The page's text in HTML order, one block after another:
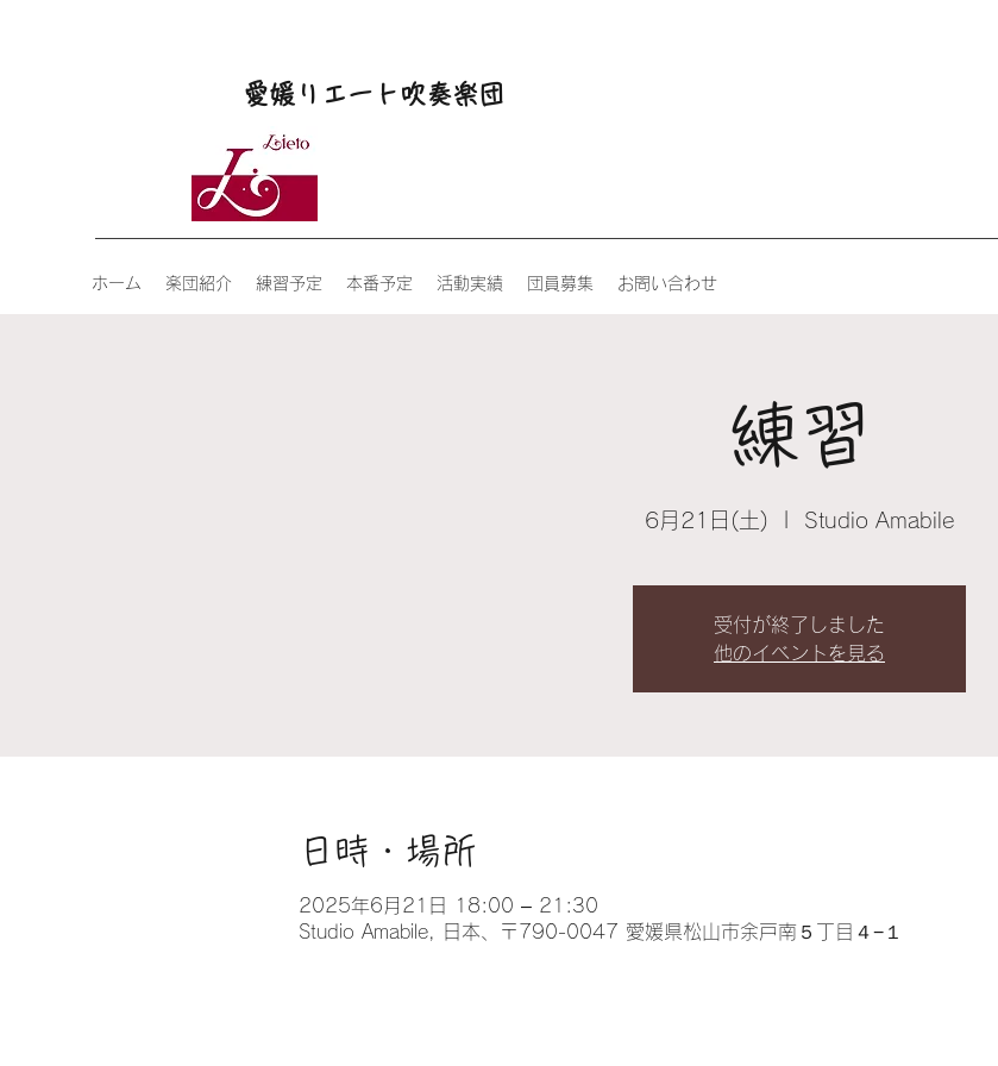
愛媛リエート吹奏楽団
ホーム 楽団紹介 練習予定 本番予定 活動実績 団員募集 お問い合わせ
練習
6月21日(土) Studio Amabile
受付が終了しました
他のイベントを見る
日時・場所
2025年6月21日 18:00 – 21:30
Studio Amabile, 日本、〒790-0047 愛媛県松山市余戸南５丁目４−１